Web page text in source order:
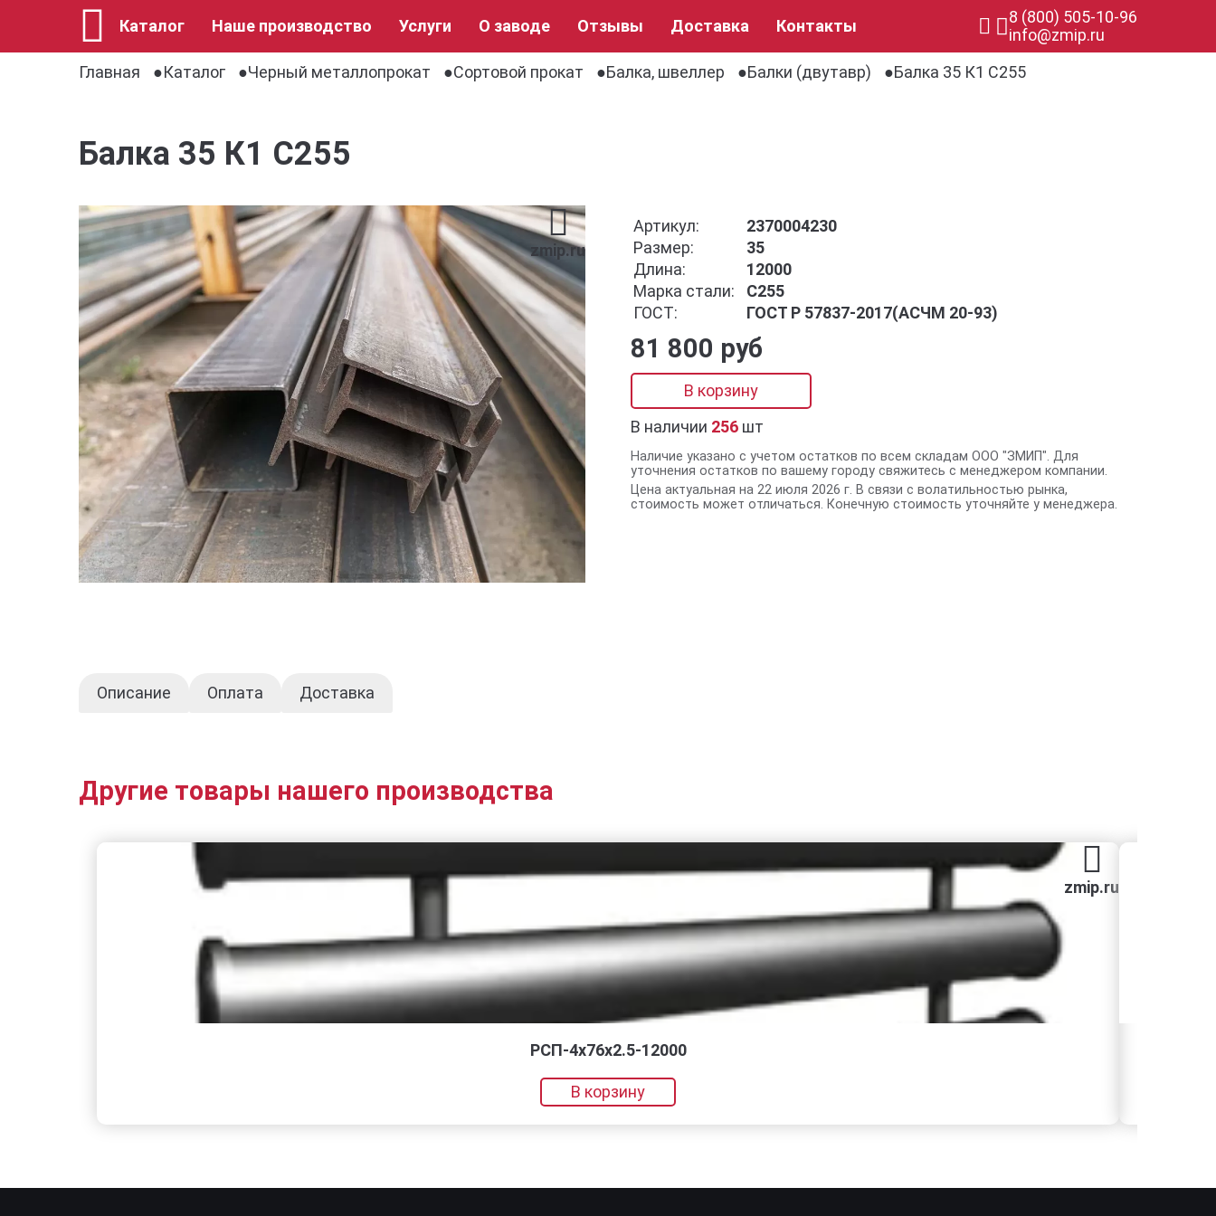
Каталог Наше производство Услуги О заводе Отзывы Доставка Контакты
8 (800) 505-10-96
info@zmip.ru
Главная
Каталог Черный металлопрокат Сортовой прокат Балка, швеллер Балки (двутавр) Балка 35 К1 С255
Балка 35 К1 С255
zmip.ru
Артикул:
2370004230
Размер:
35
Длина:
12000
Марка стали:
С255
ГОСТ:
ГОСТ Р 57837-2017(АСЧМ 20-93)
81 800 руб
В корзину
В наличии 256 шт
Наличие указано с учетом остатков по всем складам ООО "ЗМИП". Для
уточнения остатков по вашему городу свяжитесь с менеджером компании.
Цена актуальная на 22 июля 2026 г. В связи с волатильностью рынка,
стоимость может отличаться. Конечную стоимость уточняйте у менеджера.
Описание Оплата Доставка
Другие товары нашего производства
zmip.ru
РСП-4x76x2.5-12000
В корзину